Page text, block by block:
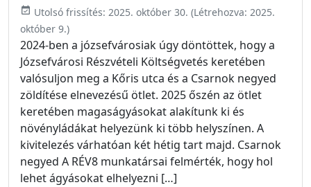
event_available Utolsó frissítés: 2025. október 30. (Létrehozva: 2025.
október 9.)
2024-ben a józsefvárosiak úgy döntöttek, hogy a
Józsefvárosi Részvételi Költségvetés keretében
valósuljon meg a Kőris utca és a Csarnok negyed
zöldítése elnevezésű ötlet. 2025 őszén az ötlet
keretében magaságyásokat alakítunk ki és
növényládákat helyezünk ki több helyszínen. A
kivitelezés várhatóan két hétig tart majd. Csarnok
negyed A RÉV8 munkatársai felmérték, hogy hol
lehet ágyásokat elhelyezni […]